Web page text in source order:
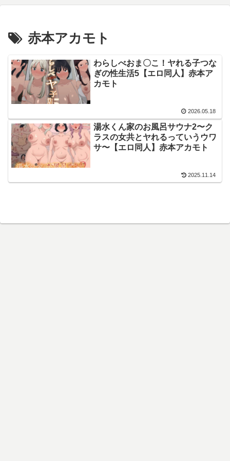
赤本アカモト
わらしべおま〇こ！ヤれる子つな
ぎの性生活5【エロ同人】赤本ア
カモト
2026.05.18
湯水くん家のお風呂サウナ2〜ク
ラスの女共とヤれるっていうウワ
サ〜【エロ同人】赤本アカモト
2025.11.14